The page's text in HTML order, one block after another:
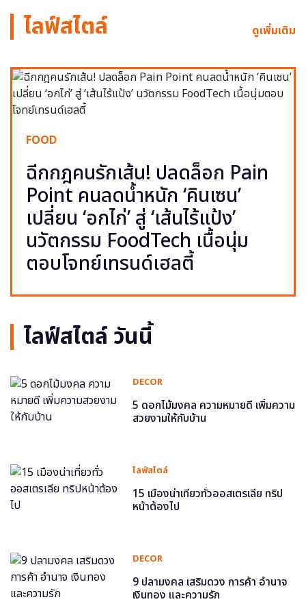
ไลฟ์สไตล์ ดูเพิ่มเติม
FOOD
ฉีกกฎคนรักเส้น! ปลดล็อก Pain
Point คนลดน้ำหนัก ‘คินเซน’
เปลี่ยน ‘อกไก่’ สู่ ‘เส้นไร้แป้ง’
นวัตกรรม FoodTech เนื้อนุ่ม
ตอบโจทย์เทรนด์เฮลตี้
ไลฟ์สไตล์ วันนี้
DECOR
5 ดอกไม้มงคล ความหมายดี เพิ่มความ
สวยงามให้กับบ้าน
ไลฟ์สไตล์
15 เมืองน่าเที่ยวทั่วออสเตรเลีย ทริป
หน้าต้องไป
DECOR
9 ปลามงคล เสริมดวง การค้า อำนาจ
เงินทอง และความรัก